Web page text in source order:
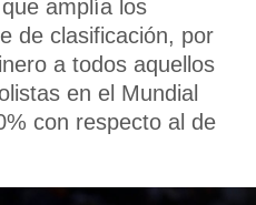
amplía los
de clasificación, por
a todos aquellos
en el Mundial
con respecto al de